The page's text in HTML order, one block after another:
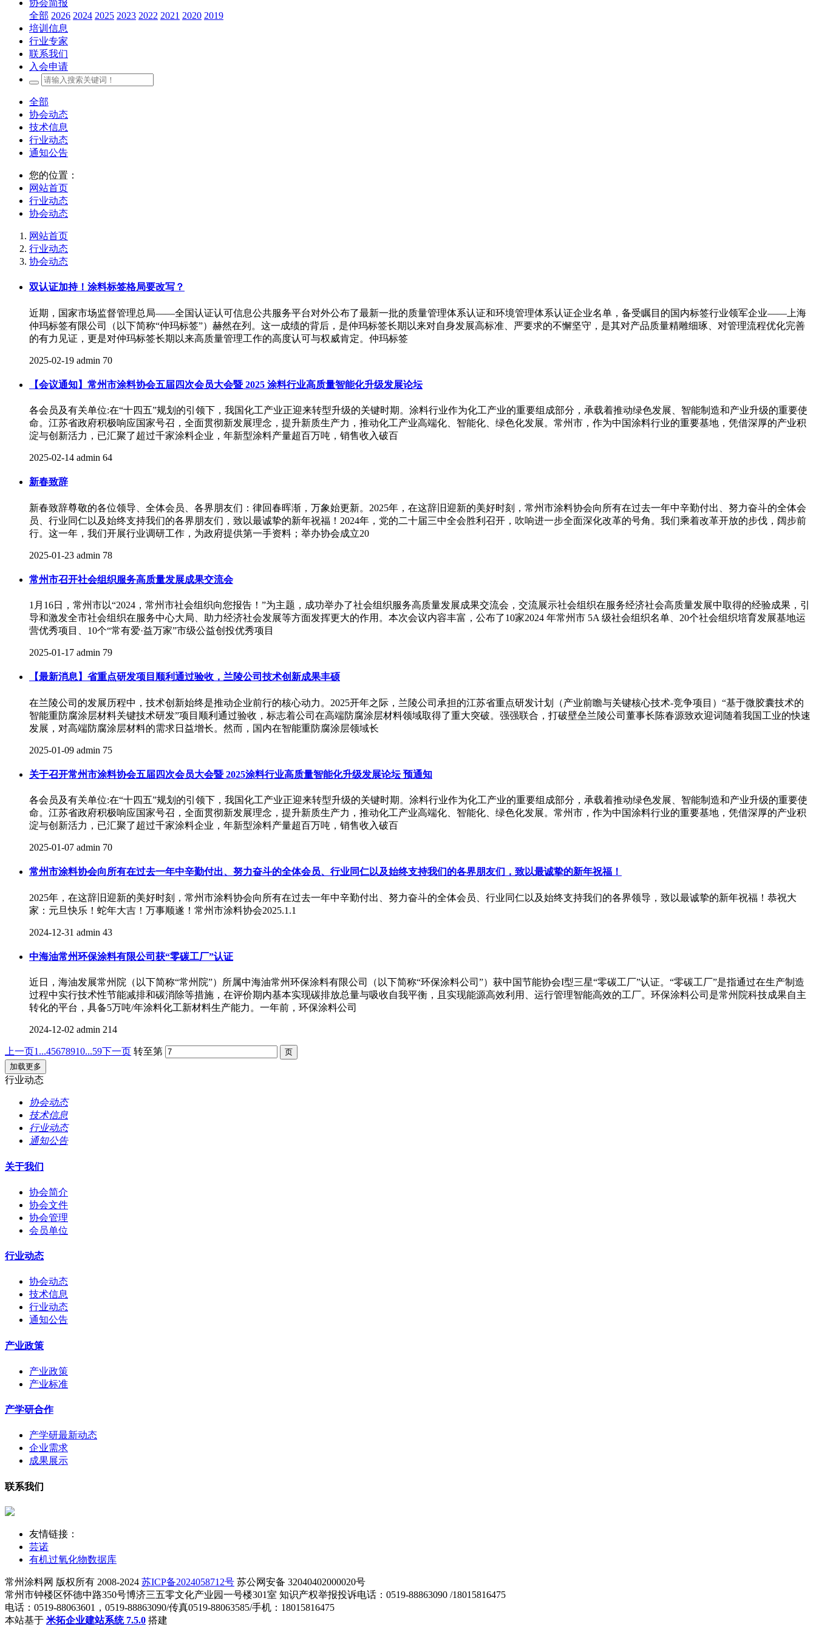
协会简报
全部 2026 2024 2025 2023 2022 2021 2020 2019
培训信息
行业专家
联系我们
入会申请
全部
协会动态
技术信息
行业动态
通知公告
您的位置：
网站首页
行业动态
协会动态
网站首页
行业动态
协会动态
双认证加持！涂料标签格局要改写？
近期，国家市场监督管理总局——全国认证认可信息公共服务平台对外公布了最新一批的质量管理体系认证和环境管理体系认证企业名单，备受瞩目的国内标签行业领军企业——上海
仲玛标签有限公司（以下简称“仲玛标签”）赫然在列。这一成绩的背后，是仲玛标签长期以来对自身发展高标准、严要求的不懈坚守，是其对产品质量精雕细琢、对管理流程优化完善
的有力见证，更是对仲玛标签长期以来高质量管理工作的高度认可与权威肯定。仲玛标签
2025-02-19 admin 70
【会议通知】常州市涂料协会五届四次会员大会暨 2025 涂料行业高质量智能化升级发展论坛
各会员及有关单位:在“十四五”规划的引领下，我国化工产业正迎来转型升级的关键时期。涂料行业作为化工产业的重要组成部分，承载着推动绿色发展、智能制造和产业升级的重要使
命。江苏省政府积极响应国家号召，全面贯彻新发展理念，提升新质生产力，推动化工产业高端化、智能化、绿色化发展。常州市，作为中国涂料行业的重要基地，凭借深厚的产业积
淀与创新活力，已汇聚了超过千家涂料企业，年新型涂料产量超百万吨，销售收入破百
2025-02-14 admin 64
新春致辞
新春致辞尊敬的各位领导、全体会员、各界朋友们：律回春晖渐，万象始更新。2025年，在这辞旧迎新的美好时刻，常州市涂料协会向所有在过去一年中辛勤付出、努力奋斗的全体会
员、行业同仁以及始终支持我们的各界朋友们，致以最诚挚的新年祝福！2024年，党的二十届三中全会胜利召开，吹响进一步全面深化改革的号角。我们乘着改革开放的步伐，阔步前
行。这一年，我们开展行业调研工作，为政府提供第一手资料；举办协会成立20
2025-01-23 admin 78
常州市召开社会组织服务高质量发展成果交流会
1月16日，常州市以“2024，常州市社会组织向您报告！”为主题，成功举办了社会组织服务高质量发展成果交流会，交流展示社会组织在服务经济社会高质量发展中取得的经验成果，引
导和激发全市社会组织在服务中心大局、助力经济社会发展等方面发挥更大的作用。本次会议内容丰富，公布了10家2024 年常州市 5A 级社会组织名单、20个社会组织培育发展基地运
营优秀项目、10个“常有爱·益万家”市级公益创投优秀项目
2025-01-17 admin 79
【最新消息】省重点研发项目顺利通过验收，兰陵公司技术创新成果丰硕
在兰陵公司的发展历程中，技术创新始终是推动企业前行的核心动力。2025开年之际，兰陵公司承担的江苏省重点研发计划（产业前瞻与关键核心技术-竞争项目）“基于微胶囊技术的
智能重防腐涂层材料关键技术研发”项目顺利通过验收，标志着公司在高端防腐涂层材料领域取得了重大突破。强强联合，打破壁垒兰陵公司董事长陈春源致欢迎词随着我国工业的快速
发展，对高端防腐涂层材料的需求日益增长。然而，国内在智能重防腐涂层领域长
2025-01-09 admin 75
关于召开常州市涂料协会五届四次会员大会暨 2025涂料行业高质量智能化升级发展论坛 预通知
各会员及有关单位:在“十四五”规划的引领下，我国化工产业正迎来转型升级的关键时期。涂料行业作为化工产业的重要组成部分，承载着推动绿色发展、智能制造和产业升级的重要使
命。江苏省政府积极响应国家号召，全面贯彻新发展理念，提升新质生产力，推动化工产业高端化、智能化、绿色化发展。常州市，作为中国涂料行业的重要基地，凭借深厚的产业积
淀与创新活力，已汇聚了超过千家涂料企业，年新型涂料产量超百万吨，销售收入破百
2025-01-07 admin 70
常州市涂料协会向所有在过去一年中辛勤付出、努力奋斗的全体会员、行业同仁以及始终支持我们的各界朋友们，致以最诚挚的新年祝福！
2025年，在这辞旧迎新的美好时刻，常州市涂料协会向所有在过去一年中辛勤付出、努力奋斗的全体会员、行业同仁以及始终支持我们的各界领导，致以最诚挚的新年祝福！恭祝大
家：元旦快乐！蛇年大吉！万事顺遂！常州市涂料协会2025.1.1
2024-12-31 admin 43
中海油常州环保涂料有限公司获“零碳工厂”认证
近日，海油发展常州院（以下简称“常州院”）所属中海油常州环保涂料有限公司（以下简称“环保涂料公司”）获中国节能协会I型三星“零碳工厂”认证。“零碳工厂”是指通过在生产制造
过程中实行技术性节能减排和碳消除等措施，在评价期内基本实现碳排放总量与吸收自我平衡，且实现能源高效利用、运行管理智能高效的工厂。环保涂料公司是常州院科技成果自主
转化的平台，具备5万吨/年涂料化工新材料生产能力。一年前，环保涂料公司
2024-12-02 admin 214
上一页1...45678910...59下一页 转至第
加载更多
行业动态
协会动态
技术信息
行业动态
通知公告
关于我们
协会简介
协会文件
协会管理
会员单位
行业动态
协会动态
技术信息
行业动态
通知公告
产业政策
产业政策
产业标准
产学研合作
产学研最新动态
企业需求
成果展示
联系我们
友情链接：
芸诺
有机过氧化物数据库
常州涂料网 版权所有 2008-2024 苏ICP备2024058712号 苏公网安备 32040402000020号
常州市钟楼区怀德中路350号博济三五零文化产业园一号楼301室 知识产权举报投诉电话：0519-88863090 /18015816475
电话：0519-88063601，0519-88863090/传真0519-88063585/手机：18015816475
本站基于 米拓企业建站系统 7.5.0 搭建